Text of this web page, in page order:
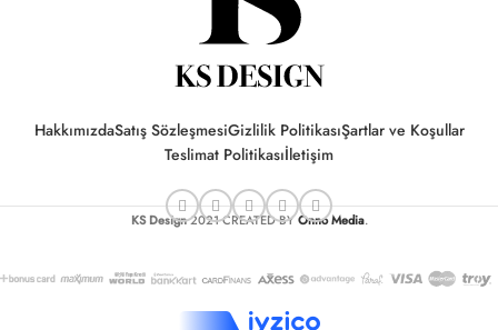
HakkımızdaSatış SözleşmesiGizlilik PolitikasıŞartlar ve Koşullar
Teslimat Politikasıİletişim
KS Design2021 CREATED BYOnno Media.